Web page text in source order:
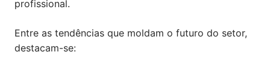
profissional.
Entre as tendências que moldam o futuro do setor,
destacam-se: